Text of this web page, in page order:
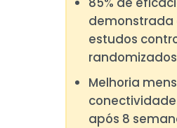
demonstrada
estudos
randomizados
Melhoria
após 8